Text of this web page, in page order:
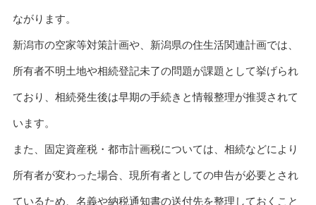
ながります。
新潟市の空家等対策計画や、新潟県の住生活関連計画では、
所有者不明土地や相続登記未了の問題が課題として挙げられ
ており、相続発生後は早期の手続きと情報整理が推奨されて
います。
また、固定資産税・都市計画税については、相続などにより
所有者が変わった場合、現所有者としての申告が必要とされ
ているため、名義や納税通知書の送付先を整理しておくこと